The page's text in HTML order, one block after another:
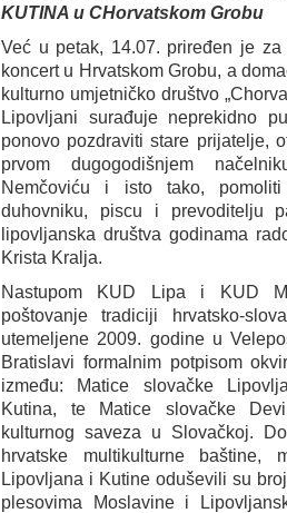
KUTINA u CHorvatskom Grobu
Već u petak, 14.07. priređen je
koncert u Hrvatskom Grobu, a
kulturno umjetničko društvo
Lipovljani surađuje neprekidno
ponovo pozdraviti stare prijatelje,
prvom dugogodišnjem
Nemčoviću i isto tako,
duhovniku, piscu i prevoditelju
lipovljanska društva godinama
Krista Kralja.
Nastupom KUD Lipa i KUD
poštovanje tradiciji hrvatsko-
utemeljene 2009. godine u
Bratislavi formalnim potpisom
između: Matice slovačke
Kutina, te Matice slovačke
kulturnog saveza u Slovačkoj.
hrvatske multikulturne
Lipovljana i Kutine oduševili su
plesovima Moslavine i